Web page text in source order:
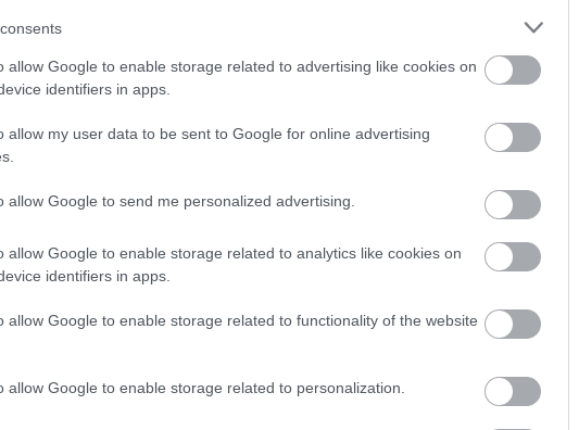
allow Google to enable storage related to advertising like cookies on
identifiers in apps.
allow my user data to be sent to Google for online advertising
allow Google to send me personalized advertising.
allow Google to enable storage related to analytics like cookies on
identifiers in apps.
allow Google to enable storage related to functionality of the website
allow Google to enable storage related to personalization.
kuitenkin on kehittää omaa tasoamme
kilpailukykyisempiä, Liukkonen sanoo.
on noussut Suomessakin.
peräkkäin on ollut useampia suomalaisia
telkkarissa. Tuntuu, että harrastajien keskuudessa
matkan hiihdoista. Yksi tavoitteemme on myös
sanoo.
että nuoremmat hiihtäjät näkisivät Ski Classics -sarjan
pystyisi sellaisen mahdollisuuden tarjoamaan.